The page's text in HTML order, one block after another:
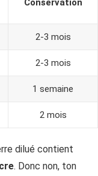
Conservation
2-3 mois
2-3 mois
1 semaine
2 mois
dilué contient
. Donc non, ton